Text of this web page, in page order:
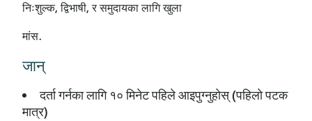
निःशुल्क, द्विभाषी, र समुदायका लागि खुला
मांस.
जान्
दर्ता गर्नका लागि १० मिनेट पहिले आइपुग्नुहोस् (पहिलो पटक
मात्र)